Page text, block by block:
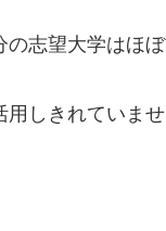
の志望大学はほぼ
用しきれていませ